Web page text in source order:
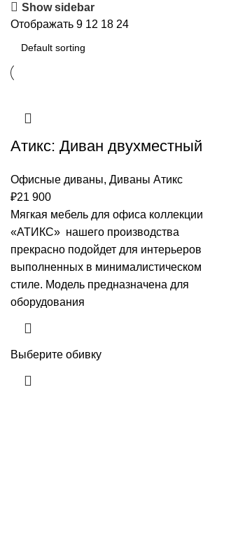
Show sidebar
Отображать 9 12 18 24
Атикс: Диван двухместный
Офисные диваны, Диваны Атикс
₽21 900
Мягкая мебель для офиса коллекции
«АТИКС» нашего производства
прекрасно подойдет для интерьеров
выполненных в минималистическом
стиле. Модель предназначена для
оборудования
Выберите обивку